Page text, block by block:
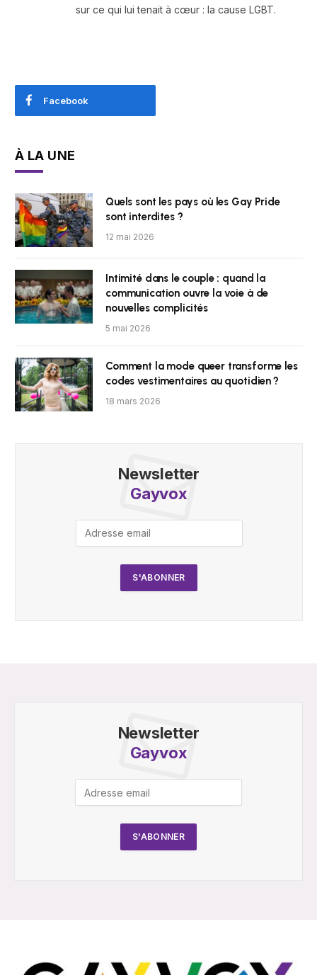
sur ce qui lui tenait à cœur : la cause LGBT.
Facebook
À LA UNE
Quels sont les pays où les Gay Pride
sont interdites ?
12 mai 2026
Intimité dans le couple : quand la
communication ouvre la voie à de
nouvelles complicités
5 mai 2026
Comment la mode queer transforme les
codes vestimentaires au quotidien ?
18 mars 2026
Newsletter
Gayvox
Newsletter
Gayvox